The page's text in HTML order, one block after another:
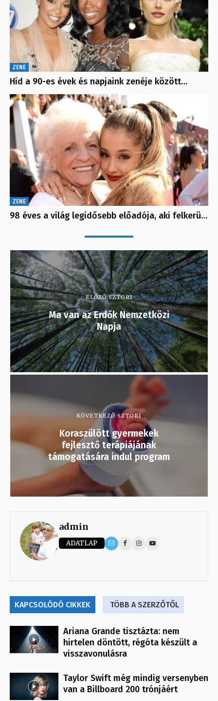
ZENE
Híd a 90-es évek és napjaink zenéje között…
ZENE
98 éves a világ legidősebb előadója, aki felkerü…
ELŐZŐ SZTORI
Ma van az Erdők Nemzetközi
Napja
KÖVETKEZŐ SZTORI
Koraszülött gyermekek
fejlesztő terápiájának
támogatására indul program
admin
ADATLAP
KAPCSOLÓDÓ CIKKEK TÖBB A SZERZŐTŐL
Ariana Grande tisztázta: nem
hirtelen döntött, régóta készült a
visszavonulásra
Taylor Swift még mindig versenyben
van a Billboard 200 trónjáért